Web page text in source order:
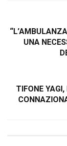
UNA
TIFONE